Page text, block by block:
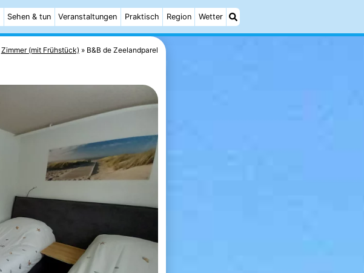
Sehen & tun Veranstaltungen Praktisch Region Wetter
Zimmer (mit Frühstück) B&B de Zeelandparel